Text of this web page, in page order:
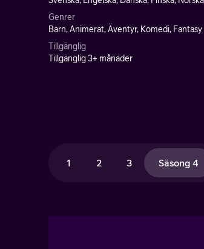
Genrer
Barn, Animerat, Äventyr, Komedi, Fantasy
Tillgänglig
Tillgänglig 3+ månader
1 2 3 Säsong 4